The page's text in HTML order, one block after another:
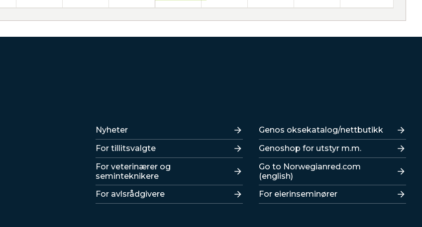
Lenker
Nyheter
For tillitsvalgte
For veterinærer og
seminteknikere
For avlsrådgivere
Lenker
Genos oksekatalog/nettbutikk
Genoshop for utstyr m.m.
Go to Norwegianred.com
(english)
For eierinseminører